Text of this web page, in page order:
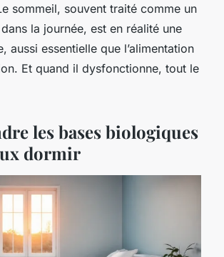
sommeil, souvent traité comme un
la journée, est en réalité une
aussi essentielle que l’alimentation
Et quand il dysfonctionne, tout le
les bases biologiques
dormir